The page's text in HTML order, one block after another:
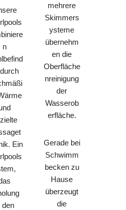
n
Ein
den
mehrere
Skimmers
ysteme
übernehm
en die
Oberfläche
nreinigung
der
Wasserob
erfläche.
Gerade bei
Schwimm
becken zu
Hause
überzeugt
die